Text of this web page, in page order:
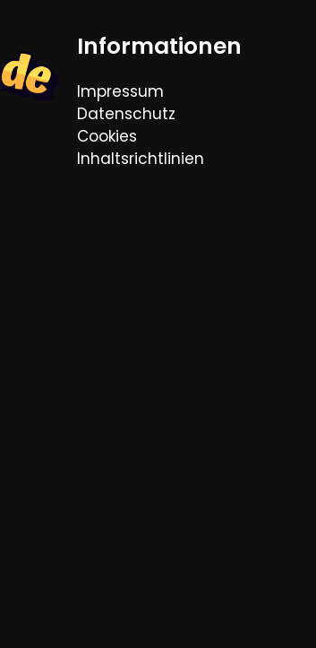
Informationen
Impressum
Datenschutz
Cookies
Inhaltsrichtlinien